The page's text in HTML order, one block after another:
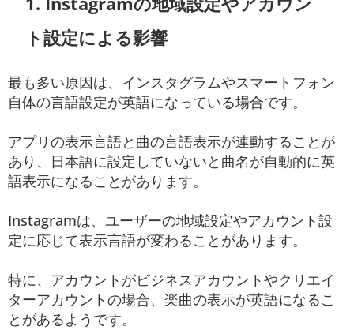
ト設定による影響
最も多い原因は、インスタグラムやスマートフォン
自体の言語設定が英語になっている場合です。
アプリの表示言語と曲の言語表示が連動することが
あり、日本語に設定していないと曲名が自動的に英
語表示になることがあります。
Instagramは、ユーザーの地域設定やアカウント設
定に応じて表示言語が変わることがあります。
特に、アカウントがビジネスアカウントやクリエイ
ターアカウントの場合、楽曲の表示が英語になるこ
とがあるようです。